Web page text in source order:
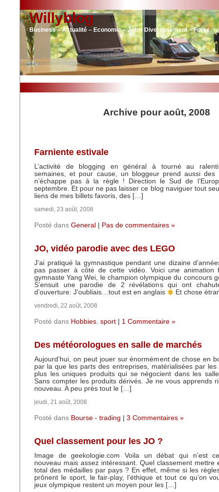
Willyblog
Business – Actualité – Economie – Job – Divertissement – Forex
Archive pour août, 2008
Farniente estivale
L’activité de blogging en général à tourné au
semaines, et pour cause, un bloggeur prend aussi des
n’échappe pas à la règle ! Direction le Sud de
septembre. Et pour ne pas laisser ce blog naviguer tout
liens de mes billets favoris, des […]
samedi, 23 août, 2008
Posté dans General Pas de commentaires »
JO, vidéo parodie avec des LEGO
J’ai pratiqué la gymnastique pendant une dizaine
pas passer à côté de cette vidéo. Voici une animation
gymnaste Yang Wei, le champion olympique du concours
S’ensuit une parodie de 2 révélations qui ont
d’ouverture: J’oubliais…tout est en anglais
Et chose
vendredi, 22 août, 2008
Posté dans Hobbies, sport 1 Commentaire »
Des météorologues en salle de marchés
Aujourd’hui, on peut jouer sur énormément de chose en
par la que les parts des entreprises, matérialisées par les
plus les uniques produits qui se négocient dans les
Sans compter les produits dérivés. Je ne vous apprends
nouveau. A peu près tout le […]
jeudi, 21 août, 2008
Posté dans Bourse - trading 3 Commentaires »
Quel classement pour les JO ?
Image de geekologie.com Voila un débat qui n’est
nouveau mais assez intéressant. Quel classement mettre
total des médailles par pays ? En effet, même si les
prônent le sport, le fair-play, l’éthique et tout ce qu’on
jeux olympique restent un moyen pour les […]